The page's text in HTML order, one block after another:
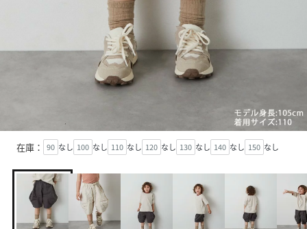
在庫： 90 なし 100 なし 110 なし 120 なし 130 なし 140 なし 150 なし